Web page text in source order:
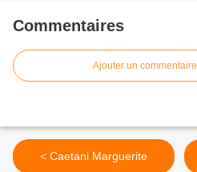
Commentaires
Ajouter un commentaire
< Caetani Marguerite